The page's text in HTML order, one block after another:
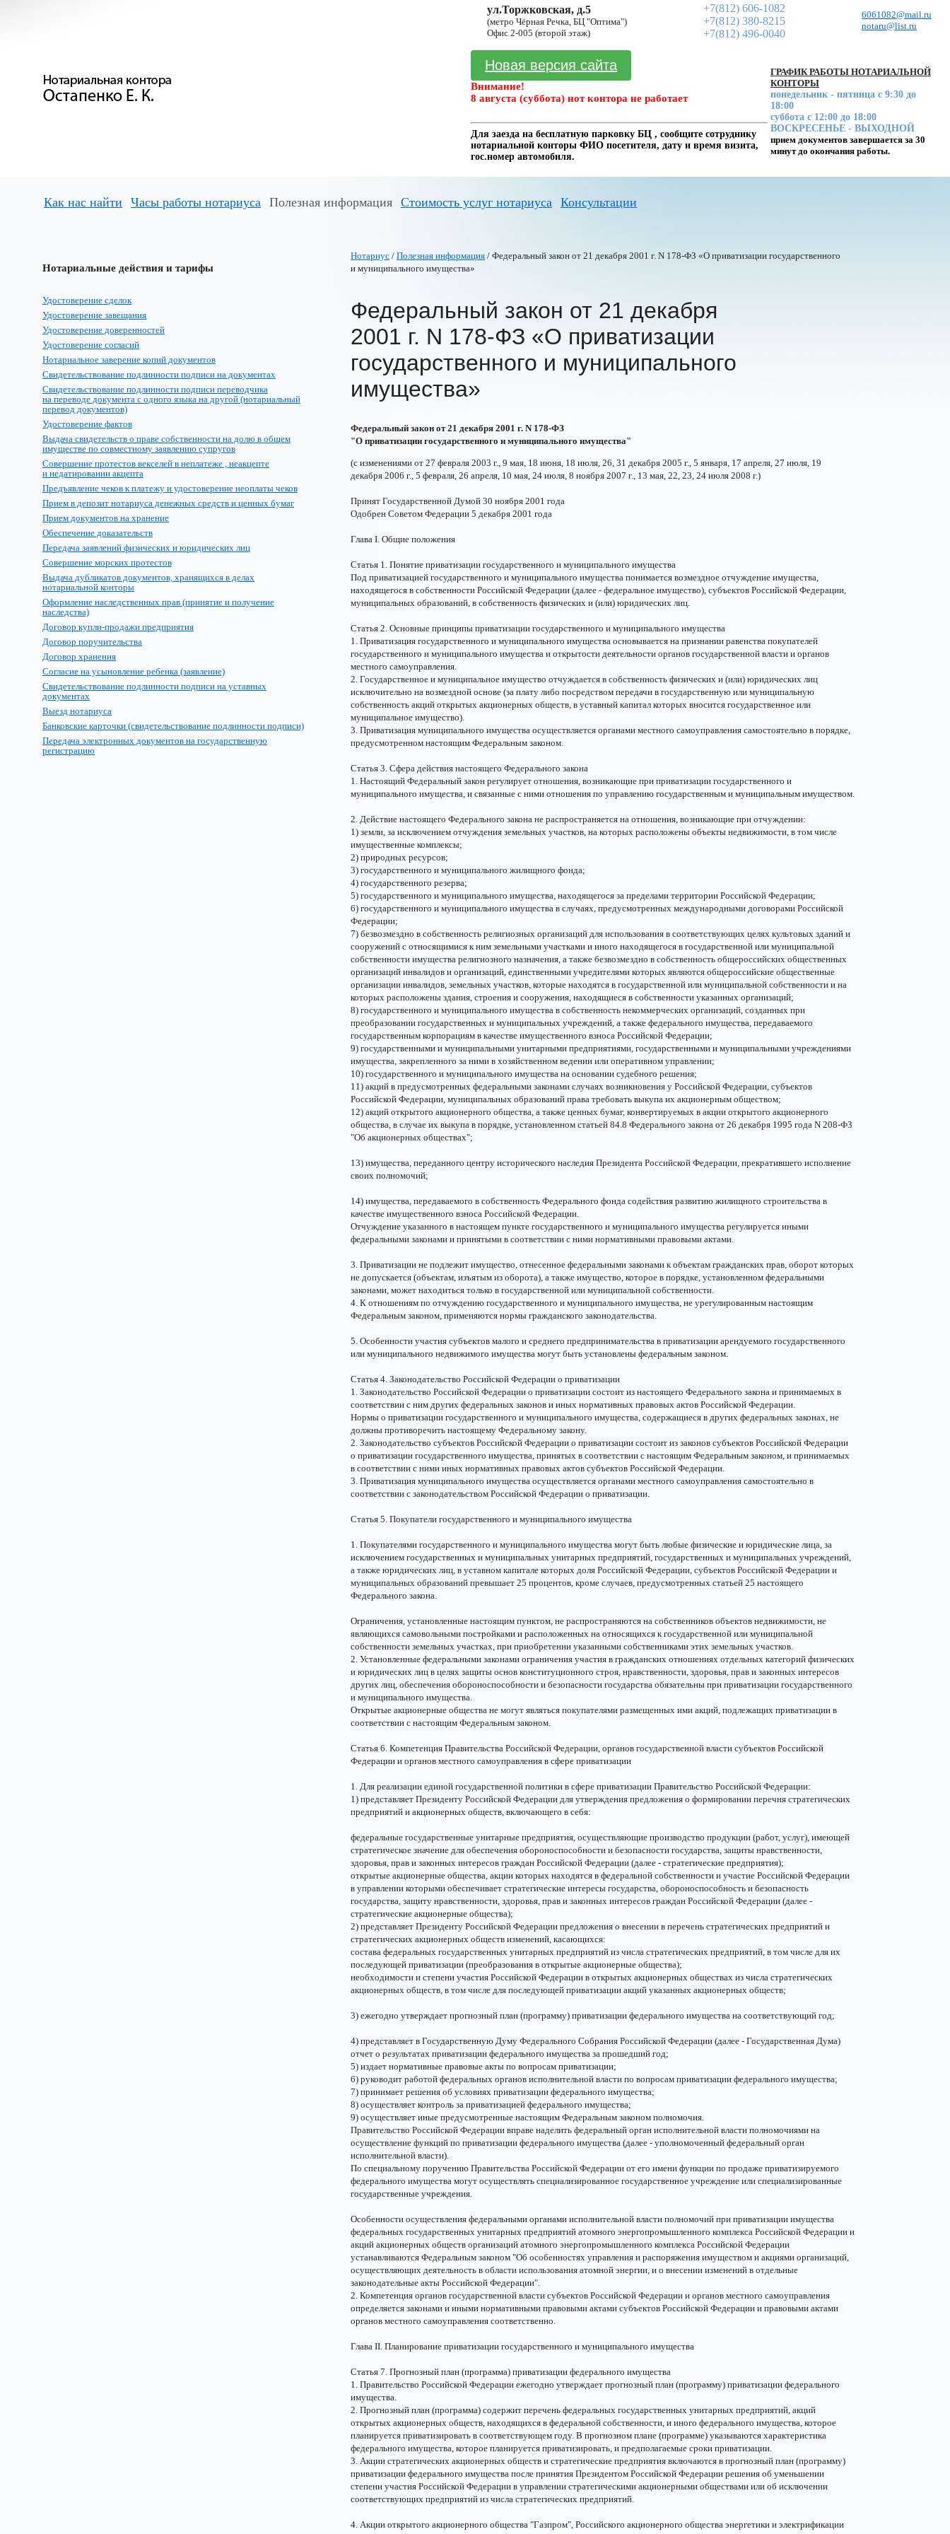
ул.Торжковская, д.5
(метро Чёрная Речка, БЦ "Оптима")
Офис 2-005 (второй этаж)
+7(812) 606-1082
+7(812) 380-8215
+7(812) 496-0040
6061082@mail.ru
notaru@list.ru
Новая версия сайта
Внимание!
8 августа (суббота) нот контора не работает
Для заезда на бесплатную парковку БЦ , сообщите сотруднику
нотариальной конторы ФИО посетителя, дату и время визита,
гос.номер автомобиля.
ГРАФИК РАБОТЫ НОТАРИАЛЬНОЙ
КОНТОРЫ
понедельник - пятница с 9:30 до
18:00
суббота с 12:00 до 18:00
ВОСКРЕСЕНЬЕ - ВЫХОДНОЙ
прием документов завершается за 30
минут до окончания работы.
Как нас найти Часы работы нотариуса Полезная информация Стоимость услуг нотариуса Консультации
Нотариальные действия и тарифы
Удостоверение сделок
Удостоверение завещания
Удостоверение доверенностей
Удостоверение согласий
Нотариальное заверение копий документов
Свидетельствование подлинности подписи на документах
Свидетельствование подлинности подписи переводчика
на переводе документа с одного языка на другой (нотариальный
перевод документов)
Удостоверение фактов
Выдача свидетельств о праве собственности на долю в общем
имуществе по совместному заявлению супругов
Совершение протестов векселей в неплатеже , неакцепте
и недатировании акцепта
Предъявление чеков к платежу и удостоверение неоплаты чеков
Прием в депозит нотариуса денежных средств и ценных бумаг
Прием документов на хранение
Обеспечение доказательств
Передача заявлений физических и юридических лиц
Совершение морских протестов
Выдача дубликатов документов, хранящихся в делах
нотариальной конторы
Оформление наследственных прав (принятие и получение
наследства)
Договор купли-продажи предприятия
Договор поручительства
Договор хранения
Согласие на усыновление ребенка (заявление)
Свидетельствование подлинности подписи на уставных
документах
Выезд нотариуса
Банковские карточки (свидетельствование подлинности подписи)
Передача электронных документов на государственную
регистрацию
Нотариус / Полезная информация / Федеральный закон от 21 декабря 2001 г. N 178-ФЗ «О приватизации государственного
и муниципального имущества»
Федеральный закон от 21 декабря
2001 г. N 178-ФЗ «О приватизации
государственного и муниципального
имущества»
Федеральный закон от 21 декабря 2001 г. N 178-ФЗ
"О приватизации государственного и муниципального имущества"
(с изменениями от 27 февраля 2003 г., 9 мая, 18 июня, 18 июля, 26, 31 декабря 2005 г., 5 января, 17 апреля, 27 июля, 19
декабря 2006 г., 5 февраля, 26 апреля, 10 мая, 24 июля, 8 ноября 2007 г., 13 мая, 22, 23, 24 июля 2008 г.)
Принят Государственной Думой 30 ноября 2001 года
Одобрен Советом Федерации 5 декабря 2001 года
Глава I. Общие положения
Статья 1. Понятие приватизации государственного и муниципального имущества
Под приватизацией государственного и муниципального имущества понимается возмездное отчуждение имущества,
находящегося в собственности Российской Федерации (далее - федеральное имущество), субъектов Российской Федерации,
муниципальных образований, в собственность физических и (или) юридических лиц.
Статья 2. Основные принципы приватизации государственного и муниципального имущества
1. Приватизация государственного и муниципального имущества основывается на признании равенства покупателей
государственного и муниципального имущества и открытости деятельности органов государственной власти и органов
местного самоуправления.
2. Государственное и муниципальное имущество отчуждается в собственность физических и (или) юридических лиц
исключительно на возмездной основе (за плату либо посредством передачи в государственную или муниципальную
собственность акций открытых акционерных обществ, в уставный капитал которых вносится государственное или
муниципальное имущество).
3. Приватизация муниципального имущества осуществляется органами местного самоуправления самостоятельно в порядке,
предусмотренном настоящим Федеральным законом.
Статья 3. Сфера действия настоящего Федерального закона
1. Настоящий Федеральный закон регулирует отношения, возникающие при приватизации государственного и
муниципального имущества, и связанные с ними отношения по управлению государственным и муниципальным имуществом.
2. Действие настоящего Федерального закона не распространяется на отношения, возникающие при отчуждении:
1) земли, за исключением отчуждения земельных участков, на которых расположены объекты недвижимости, в том числе
имущественные комплексы;
2) природных ресурсов;
3) государственного и муниципального жилищного фонда;
4) государственного резерва;
5) государственного и муниципального имущества, находящегося за пределами территории Российской Федерации;
6) государственного и муниципального имущества в случаях, предусмотренных международными договорами Российской
Федерации;
7) безвозмездно в собственность религиозных организаций для использования в соответствующих целях культовых зданий и
сооружений с относящимися к ним земельными участками и иного находящегося в государственной или муниципальной
собственности имущества религиозного назначения, а также безвозмездно в собственность общероссийских общественных
организаций инвалидов и организаций, единственными учредителями которых являются общероссийские общественные
организации инвалидов, земельных участков, которые находятся в государственной или муниципальной собственности и на
которых расположены здания, строения и сооружения, находящиеся в собственности указанных организаций;
8) государственного и муниципального имущества в собственность некоммерческих организаций, созданных при
преобразовании государственных и муниципальных учреждений, а также федерального имущества, передаваемого
государственным корпорациям в качестве имущественного взноса Российской Федерации;
9) государственными и муниципальными унитарными предприятиями, государственными и муниципальными учреждениями
имущества, закрепленного за ними в хозяйственном ведении или оперативном управлении;
10) государственного и муниципального имущества на основании судебного решения;
11) акций в предусмотренных федеральными законами случаях возникновения у Российской Федерации, субъектов
Российской Федерации, муниципальных образований права требовать выкупа их акционерным обществом;
12) акций открытого акционерного общества, а также ценных бумаг, конвертируемых в акции открытого акционерного
общества, в случае их выкупа в порядке, установленном статьей 84.8 Федерального закона от 26 декабря 1995 года N 208-ФЗ
"Об акционерных обществах";
13) имущества, переданного центру исторического наследия Президента Российской Федерации, прекратившего исполнение
своих полномочий;
14) имущества, передаваемого в собственность Федерального фонда содействия развитию жилищного строительства в
качестве имущественного взноса Российской Федерации.
Отчуждение указанного в настоящем пункте государственного и муниципального имущества регулируется иными
федеральными законами и принятыми в соответствии с ними нормативными правовыми актами.
3. Приватизации не подлежит имущество, отнесенное федеральными законами к объектам гражданских прав, оборот которых
не допускается (объектам, изъятым из оборота), а также имущество, которое в порядке, установленном федеральными
законами, может находиться только в государственной или муниципальной собственности.
4. К отношениям по отчуждению государственного и муниципального имущества, не урегулированным настоящим
Федеральным законом, применяются нормы гражданского законодательства.
5. Особенности участия субъектов малого и среднего предпринимательства в приватизации арендуемого государственного
или муниципального недвижимого имущества могут быть установлены федеральным законом.
Статья 4. Законодательство Российской Федерации о приватизации
1. Законодательство Российской Федерации о приватизации состоит из настоящего Федерального закона и принимаемых в
соответствии с ним других федеральных законов и иных нормативных правовых актов Российской Федерации.
Нормы о приватизации государственного и муниципального имущества, содержащиеся в других федеральных законах, не
должны противоречить настоящему Федеральному закону.
2. Законодательство субъектов Российской Федерации о приватизации состоит из законов субъектов Российской Федерации
о приватизации государственного имущества, принятых в соответствии с настоящим Федеральным законом, и принимаемых
в соответствии с ними иных нормативных правовых актов субъектов Российской Федерации.
3. Приватизация муниципального имущества осуществляется органами местного самоуправления самостоятельно в
соответствии с законодательством Российской Федерации о приватизации.
Статья 5. Покупатели государственного и муниципального имущества
1. Покупателями государственного и муниципального имущества могут быть любые физические и юридические лица, за
исключением государственных и муниципальных унитарных предприятий, государственных и муниципальных учреждений,
а также юридических лиц, в уставном капитале которых доля Российской Федерации, субъектов Российской Федерации и
муниципальных образований превышает 25 процентов, кроме случаев, предусмотренных статьей 25 настоящего
Федерального закона.
Ограничения, установленные настоящим пунктом, не распространяются на собственников объектов недвижимости, не
являющихся самовольными постройками и расположенных на относящихся к государственной или муниципальной
собственности земельных участках, при приобретении указанными собственниками этих земельных участков.
2. Установленные федеральными законами ограничения участия в гражданских отношениях отдельных категорий физических
и юридических лиц в целях защиты основ конституционного строя, нравственности, здоровья, прав и законных интересов
других лиц, обеспечения обороноспособности и безопасности государства обязательны при приватизации государственного
и муниципального имущества.
Открытые акционерные общества не могут являться покупателями размещенных ими акций, подлежащих приватизации в
соответствии с настоящим Федеральным законом.
Статья 6. Компетенция Правительства Российской Федерации, органов государственной власти субъектов Российской
Федерации и органов местного самоуправления в сфере приватизации
1. Для реализации единой государственной политики в сфере приватизации Правительство Российской Федерации:
1) представляет Президенту Российской Федерации для утверждения предложения о формировании перечня стратегических
предприятий и акционерных обществ, включающего в себя:
федеральные государственные унитарные предприятия, осуществляющие производство продукции (работ, услуг), имеющей
стратегическое значение для обеспечения обороноспособности и безопасности государства, защиты нравственности,
здоровья, прав и законных интересов граждан Российской Федерации (далее - стратегические предприятия);
открытые акционерные общества, акции которых находятся в федеральной собственности и участие Российской Федерации
в управлении которыми обеспечивает стратегические интересы государства, обороноспособность и безопасность
государства, защиту нравственности, здоровья, прав и законных интересов граждан Российской Федерации (далее -
стратегические акционерные общества);
2) представляет Президенту Российской Федерации предложения о внесении в перечень стратегических предприятий и
стратегических акционерных обществ изменений, касающихся:
состава федеральных государственных унитарных предприятий из числа стратегических предприятий, в том числе для их
последующей приватизации (преобразования в открытые акционерные общества);
необходимости и степени участия Российской Федерации в открытых акционерных обществах из числа стратегических
акционерных обществ, в том числе для последующей приватизации акций указанных акционерных обществ;
3) ежегодно утверждает прогнозный план (программу) приватизации федерального имущества на соответствующий год;
4) представляет в Государственную Думу Федерального Собрания Российской Федерации (далее - Государственная Дума)
отчет о результатах приватизации федерального имущества за прошедший год;
5) издает нормативные правовые акты по вопросам приватизации;
6) руководит работой федеральных органов исполнительной власти по вопросам приватизации федерального имущества;
7) принимает решения об условиях приватизации федерального имущества;
8) осуществляет контроль за приватизацией федерального имущества;
9) осуществляет иные предусмотренные настоящим Федеральным законом полномочия.
Правительство Российской Федерации вправе наделить федеральный орган исполнительной власти полномочиями на
осуществление функций по приватизации федерального имущества (далее - уполномоченный федеральный орган
исполнительной власти).
По специальному поручению Правительства Российской Федерации от его имени функции по продаже приватизируемого
федерального имущества могут осуществлять специализированное государственное учреждение или специализированные
государственные учреждения.
Особенности осуществления федеральными органами исполнительной власти полномочий при приватизации имущества
федеральных государственных унитарных предприятий атомного энергопромышленного комплекса Российской Федерации и
акций акционерных обществ организаций атомного энергопромышленного комплекса Российской Федерации
устанавливаются Федеральным законом "Об особенностях управления и распоряжения имуществом и акциями организаций,
осуществляющих деятельность в области использования атомной энергии, и о внесении изменений в отдельные
законодательные акты Российской Федерации".
2. Компетенция органов государственной власти субъектов Российской Федерации и органов местного самоуправления
определяется законами и иными нормативными правовыми актами субъектов Российской Федерации и правовыми актами
органов местного самоуправления соответственно.
Глава II. Планирование приватизации государственного и муниципального имущества
Статья 7. Прогнозный план (программа) приватизации федерального имущества
1. Правительство Российской Федерации ежегодно утверждает прогнозный план (программу) приватизации федерального
имущества.
2. Прогнозный план (программа) содержит перечень федеральных государственных унитарных предприятий, акций
открытых акционерных обществ, находящихся в федеральной собственности, и иного федерального имущества, которое
планируется приватизировать в соответствующем году. В прогнозном плане (программе) указываются характеристика
федерального имущества, которое планируется приватизировать, и предполагаемые сроки приватизации.
3. Акции стратегических акционерных обществ и стратегические предприятия включаются в прогнозный план (программу)
приватизации федерального имущества после принятия Президентом Российской Федерации решения об уменьшении
степени участия Российской Федерации в управлении стратегическими акционерными обществами или об исключении
соответствующих предприятий из числа стратегических предприятий.
4. Акции открытого акционерного общества "Газпром", Российского акционерного общества энергетики и электрификации